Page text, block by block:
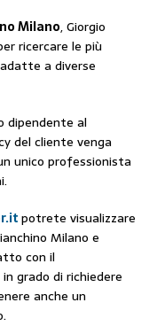
Milano, Giorgio
ricercare le più
a diverse
dipendente al
del cliente venga
unico professionista
potrete visualizzare
Milano e
con il
grado di richiedere
anche un